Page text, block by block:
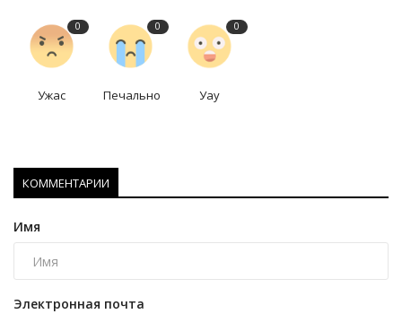
0
Ужас
0
Печально
0
Уау
КОММЕНТАРИИ
Имя
Электронная почта